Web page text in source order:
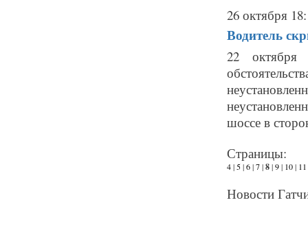
26 октября
Водитель
22
шоссе в
Страницы:
4| 5|6|7|8|9| 10| 11
Новости